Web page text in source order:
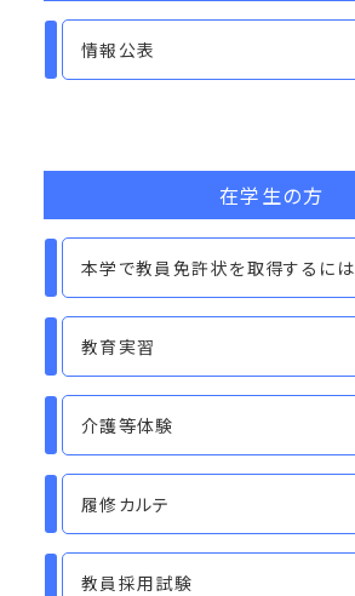
情報公表
在学生の方
本学で教員免許状を取得するには
教育実習
介護等体験
履修カルテ
教員採用試験